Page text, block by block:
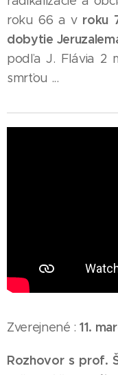
roku 66 a v roku
dobytie
podľa J. Flávia 2
smrťou ...
Zverejnené : 11.
Rozhovor s prof.